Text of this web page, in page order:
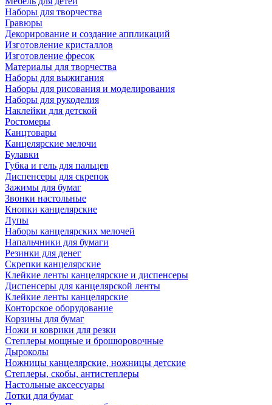
Наборы для творчества
Гравюры
Декорирование и создание аппликаций
Изготовление кристаллов
Изготовление фресок
Материалы для творчества
Наборы для выжигания
Наборы для рисования и моделирования
Наборы для рукоделия
Наклейки для детской
Ростомеры
Канцтовары
Канцелярские мелочи
Булавки
Губка и гель для пальцев
Диспенсеры для скрепок
Зажимы для бумаг
Звонки настольные
Кнопки канцелярские
Лупы
Наборы канцелярских мелочей
Напальчники для бумаги
Резинки для денег
Скрепки канцелярские
Клейкие ленты канцелярские и диспенсеры
Диспенсеры для канцелярской ленты
Клейкие ленты канцелярские
Конторское оборудование
Корзины для бумаг
Ножи и коврики для резки
Степлеры мощные и брошюровочные
Дыроколы
Ножницы канцелярские, ножницы детские
Степлеры, скобы, антистеплеры
Настольные аксессуары
Лотки для бумаг